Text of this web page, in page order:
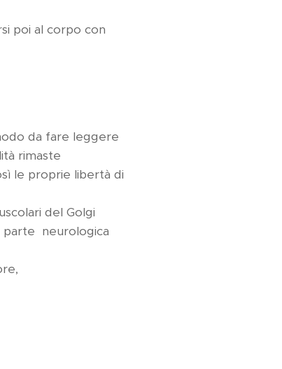
poi al corpo con
da fare leggere
rimaste
le proprie libertà di
del Golgi
parte neurologica